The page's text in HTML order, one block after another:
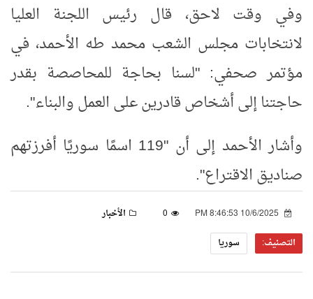
وفي وقت لاحق، قال رئيس اللجنة العليا
لانتخابات مجلس الشعب محمد طه الأحمد، في
مؤتمر صحفي: "لسنا بحاجة للمحاصصة بقدر
حاجتنا إلى أشخاص قادرين على العمل والبناء".
وأشار الأحمد إلى أن "119 اسمًا سوريًا أفرزتهم
صناديق الاقتراع".
0
الأخبار
التصنيف:
سوريا